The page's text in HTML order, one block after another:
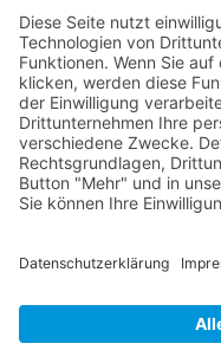
Die Stiftung
Clownbesuche in
der Region.